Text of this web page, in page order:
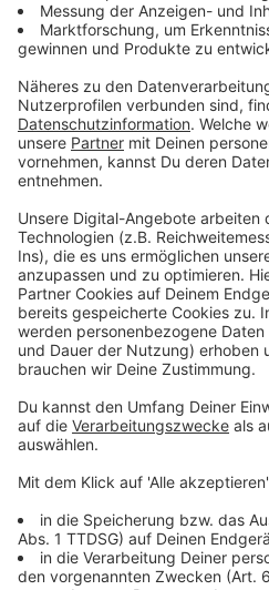
richtig gut mit Munition,
ausgestattet. Nun ist
geschickt worden, was die
Beim Geld gilt das Motto:
schon für Waffensysteme
das deutsche Versprechen
innerhalb kurzer Zeit 30.000
komplett einsatzbereit
Geld.
Anzeige
Ministerpräsident
Anzeige